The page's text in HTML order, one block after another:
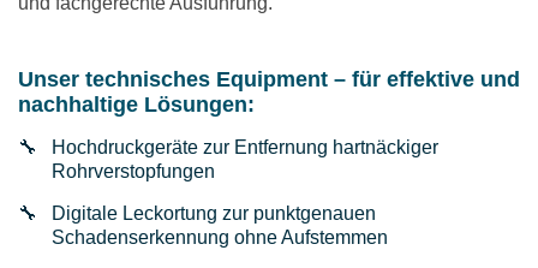
Unser technisches Equipment – für effektive und
nachhaltige Lösungen:
Hochdruckgeräte zur Entfernung hartnäckiger
Rohrverstopfungen
Digitale Leckortung zur punktgenauen
Schadenserkennung ohne Aufstemmen